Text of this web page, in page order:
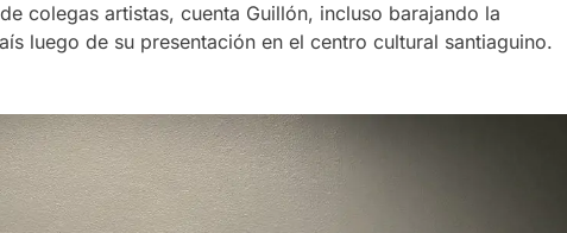
colegas artistas, cuenta Guillón, incluso barajando la
luego de su presentación en el centro cultural santiaguino.